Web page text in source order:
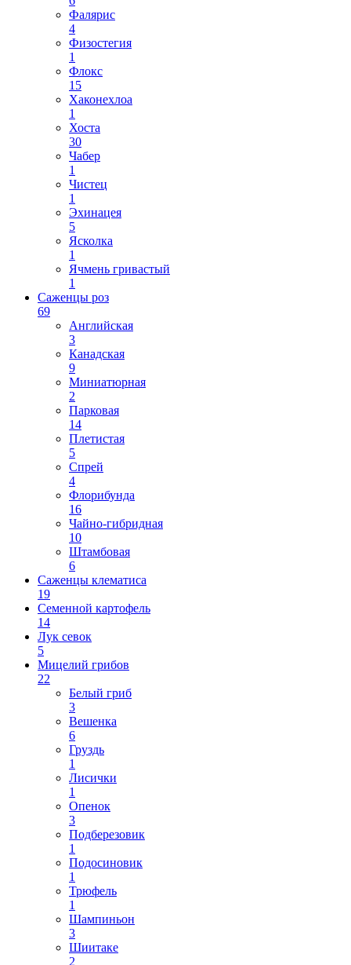
Фалярис
4
Физостегия
1
Флокс
15
Хаконехлоа
1
Хоста
30
Чабер
1
Чистец
1
Эхинацея
5
Ясколка
1
Ячмень гривастый
1
Саженцы роз
69
Английская
3
Канадская
9
Миниатюрная
2
Парковая
14
Плетистая
5
Спрей
4
Флорибунда
16
Чайно-гибридная
10
Штамбовая
6
Саженцы клематиса
19
Семенной картофель
14
Лук севок
5
Мицелий грибов
22
Белый гриб
3
Вешенка
6
Груздь
1
Лисички
1
Опенок
3
Подберезовик
1
Подосиновик
1
Трюфель
1
Шампиньон
3
Шиитаке
2